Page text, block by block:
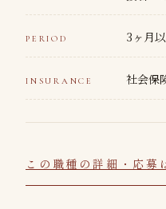
PERIOD 3ヶ月
INSURANCE 社会保
この職種の詳細・応募